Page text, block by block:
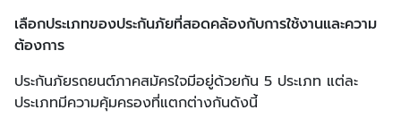
เลือกประเภทของประกันภัยที่สอดคล้องกับการใช้งานและความ
ต้องการ
ประกันภัยรถยนต์ภาคสมัครใจมีอยู่ด้วยกัน 5 ประเภท แต่ละ
ประเภทมีความคุ้มครองที่แตกต่างกันดังนี้